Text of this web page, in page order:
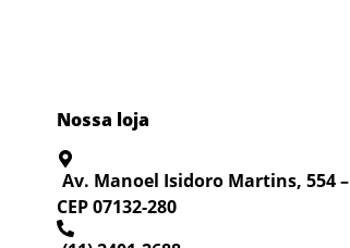
Nossa loja
Av. Manoel Isidoro Martins, 554 –
CEP 07132-280